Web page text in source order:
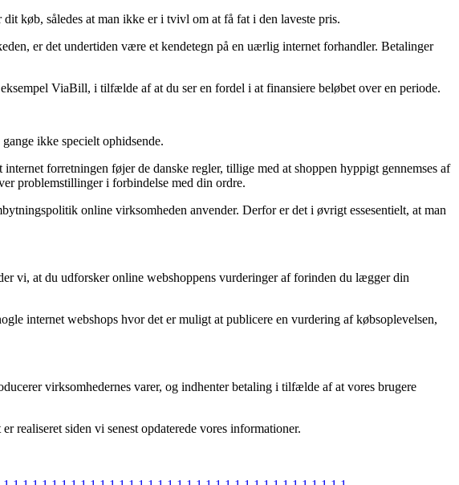
køb, således at man ikke er i tvivl om at få fat i den laveste pris.
er det undertiden være et kendetegn på en uærlig internet forhandler. Betalinger
ViaBill, i tilfælde af at du ser en fordel i at finansiere beløbet over en periode.
ikke specielt ophidsende.
forretningen føjer de danske regler, tillige med at shoppen hyppigt gennemses af
problemstillinger i forbindelse med din ordre.
online virksomheden anvender. Derfor er det i øvrigt essesentielt, at man
vi, at du udforsker online webshoppens vurderinger af forinden du lægger din
internet webshops hvor det er muligt at publicere en vurdering af købsoplevelsen,
virksomhedernes varer, og indhenter betaling i tilfælde af at vores brugere
realiseret siden vi senest opdaterede vores informationer.